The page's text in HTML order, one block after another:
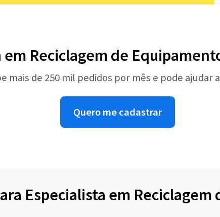
em Reciclagem de
mais de 250 mil pedidos por mês e pode ajudar
Quero me cadastrar
Especialista em